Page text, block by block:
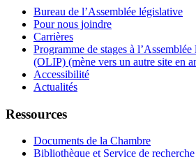
Bureau de l’Assemblée législative
Pour nous joindre
Carrières
Programme de stages à
(OLIP) (mène vers un autre site en
Accessibilité
Actualités
Ressources
Documents de la Chambre
Bibliothèque et Service de recherche